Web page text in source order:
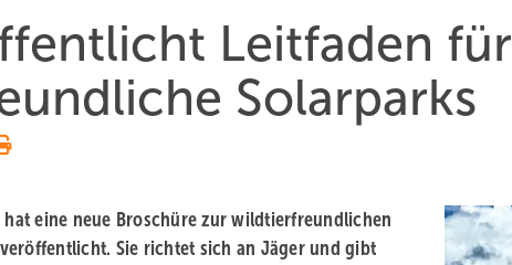
Leitfaden für
Solarparks
hat eine neue Broschüre zur wildtierfreundlichen
Sie richtet sich an Jäger und gibt